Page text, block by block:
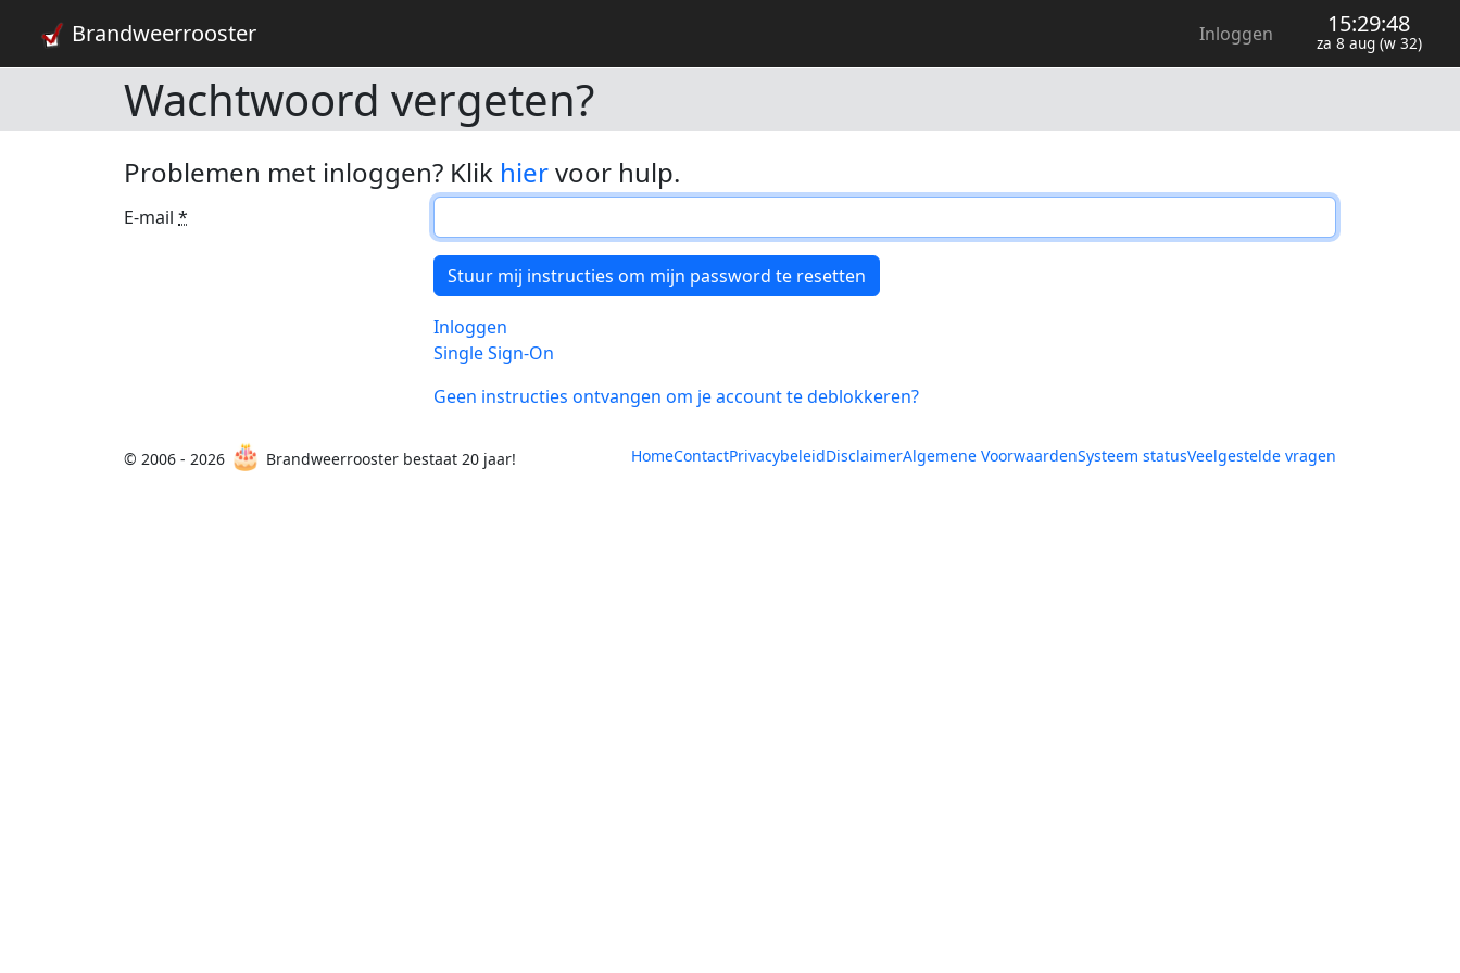
Brandweerrooster Inloggen 15:29:48
za 8 aug (w 32)
Wachtwoord vergeten?
Problemen met inloggen? Klik hiervoor hulp.
E-mail *
Inloggen
Single Sign-On
Geen instructies ontvangen om je account te deblokkeren?
© 2006 - 2026 🎂 Brandweerrooster bestaat 20 jaar! HomeContactPrivacybeleidDisclaimerAlgemene VoorwaardenSysteem statusVeelgestelde vragen